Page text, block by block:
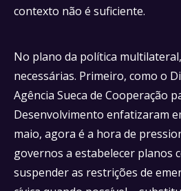
contexto não é suficiente.
No plano da política
necessárias. Primeiro, como o
Agência Sueca de Cooperação
Desenvolvimento enfatizaram
maio, agora é a hora de
governos a estabelecer planos
suspender as restrições de